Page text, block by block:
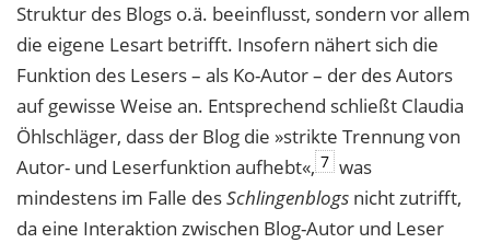
Struktur des Blogs o.ä. beeinflusst, sondern vor allem
die eigene Lesart betrifft. Insofern nähert sich die
Funktion des Lesers – als Ko-Autor – der des Autors
auf gewisse Weise an. Entsprechend schließt Claudia
Öhlschläger, dass der Blog die »strikte Trennung von
Autor- und Leserfunktion aufhebt«, 7 was
mindestens im Falle desSchlingenblogs nicht zutrifft,
da eine Interaktion zwischen Blog-Autor und Leser